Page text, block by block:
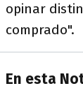
opinar
comprado".
En esta